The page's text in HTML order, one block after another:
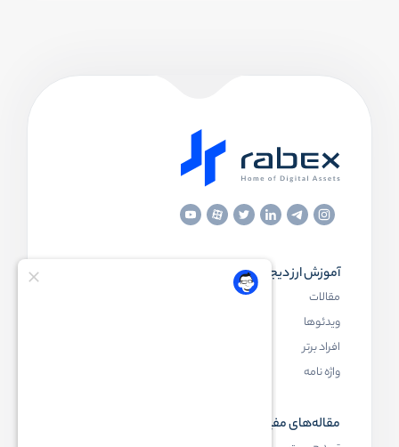
آموزش ارز دیجیتال
مقالات
ویدئوها
افراد برتر
واژه نامه
مقاله‌های مفید